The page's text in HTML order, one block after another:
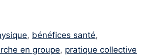
, bénéfices santé,
en groupe, pratique collective